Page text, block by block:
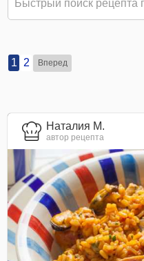
1 2 Вперед
Наталия М.
автор рецепта